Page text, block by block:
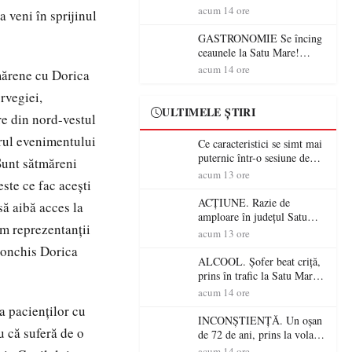
veni în sprijinul
cu Dorica
din nord-vestul
evenimentului
sătmăreni
ce fac aceşti
aibă acces la
reprezentanţii
Dorica
pacienților cu
suferă de o
din România (PRIMER):
energie electrică a fabricilor
de medicamente va pune în
pericol accesul pacienților la
medicamente esențiale
acum 14 ore
GASTRONOMIE Se încing
ceaunele la Satu Mare!
Concursul „Veress Ádám”
jurat de renume
acum 14 ore
ULTIMELE ȘTIRI
Ce caracteristici se simt mai
puternic într-o sesiune de
distracție la sloturi online:
RTP?
acum 13 ore
ACȚIUNE. Razie de
amploare în județul Satu
Mare! Polițiștii au dat sute
șoferi fără permis într-o
singură zi
acum 13 ore
ALCOOL. Șofer beat criță,
prins în trafic la Satu Mare!
Alcoolemie uriașă
acum 14 ore
INCONȘTIENȚĂ. Un oșan
de 72 de ani, prins la volan
fără permis! Polițiștii l-au